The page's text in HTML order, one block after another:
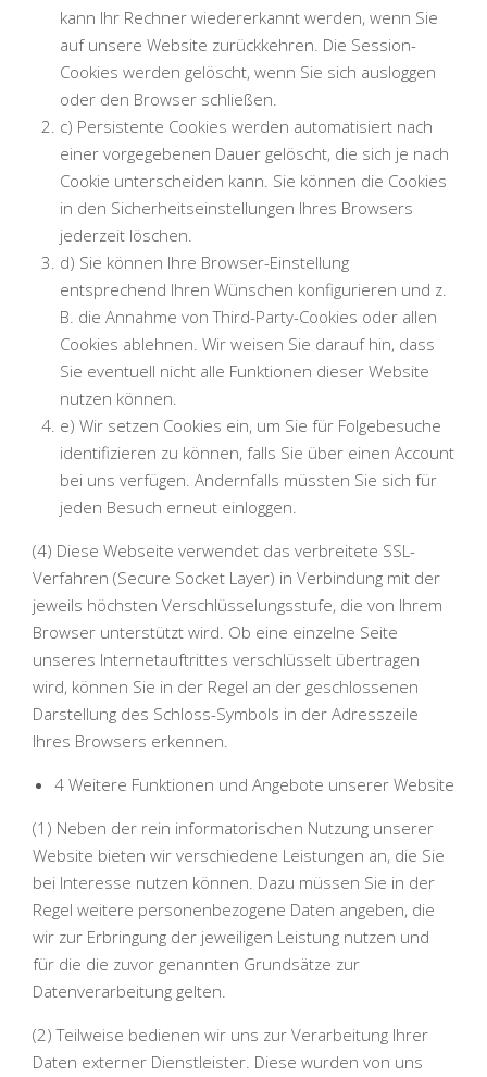
kann Ihr Rechner wiedererkannt werden, wenn Sie
auf unsere Website zurückkehren. Die Session-
Cookies werden gelöscht, wenn Sie sich ausloggen
oder den Browser schließen.
c) Persistente Cookies werden automatisiert nach
einer vorgegebenen Dauer gelöscht, die sich je nach
Cookie unterscheiden kann. Sie können die Cookies
in den Sicherheitseinstellungen Ihres Browsers
jederzeit löschen.
d) Sie können Ihre Browser-Einstellung
entsprechend Ihren Wünschen konfigurieren und z.
B. die Annahme von Third-Party-Cookies oder allen
Cookies ablehnen. Wir weisen Sie darauf hin, dass
Sie eventuell nicht alle Funktionen dieser Website
nutzen können.
e) Wir setzen Cookies ein, um Sie für Folgebesuche
identifizieren zu können, falls Sie über einen Account
bei uns verfügen. Andernfalls müssten Sie sich für
jeden Besuch erneut einloggen.
(4) Diese Webseite verwendet das verbreitete SSL-
Verfahren (Secure Socket Layer) in Verbindung mit der
jeweils höchsten Verschlüsselungsstufe, die von Ihrem
Browser unterstützt wird. Ob eine einzelne Seite
unseres Internetauftrittes verschlüsselt übertragen
wird, können Sie in der Regel an der geschlossenen
Darstellung des Schloss-Symbols in der Adresszeile
Ihres Browsers erkennen.
4 Weitere Funktionen und Angebote unserer Website
(1) Neben der rein informatorischen Nutzung unserer
Website bieten wir verschiedene Leistungen an, die Sie
bei Interesse nutzen können. Dazu müssen Sie in der
Regel weitere personenbezogene Daten angeben, die
wir zur Erbringung der jeweiligen Leistung nutzen und
für die die zuvor genannten Grundsätze zur
Datenverarbeitung gelten.
(2) Teilweise bedienen wir uns zur Verarbeitung Ihrer
Daten externer Dienstleister. Diese wurden von uns